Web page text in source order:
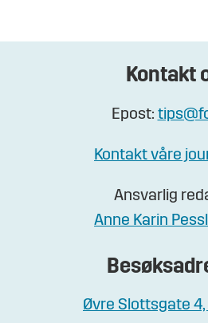
Kontakt
Epost:
Kontakt våre
Ansvarlig
Anne Karin
Øvre Slottsgate 4,